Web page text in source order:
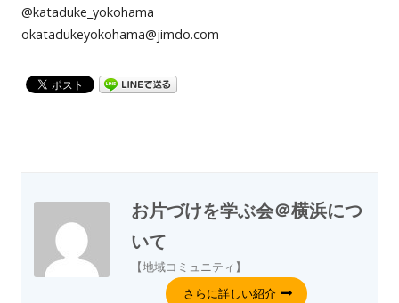
@kataduke_yokohama
okatadukeyokohama@jimdo.com
お片づけを学ぶ会＠横浜につ
いて
【地域コミュニティ】
さらに詳しい紹介